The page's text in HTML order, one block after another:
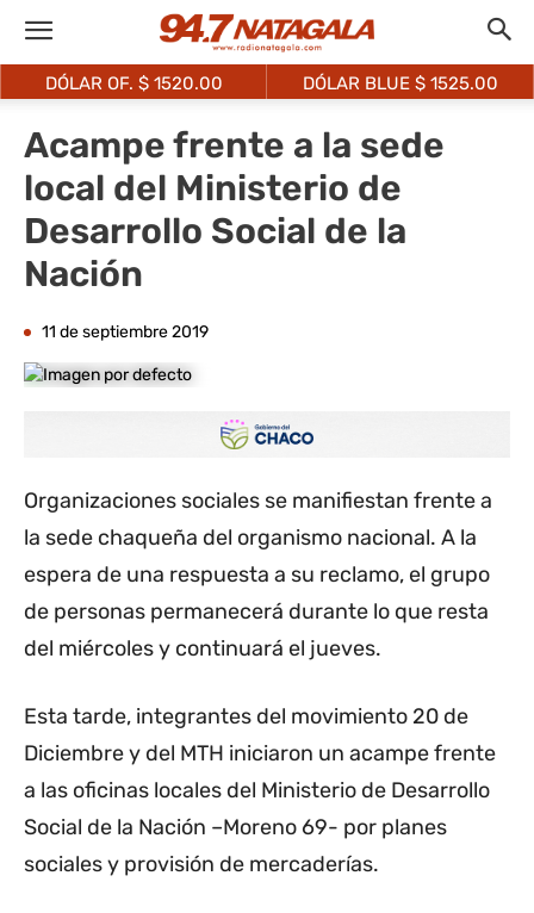
DÓLAR OF. $ 1520.00 DÓLAR BLUE $ 1525.00
Acampe frente a la sede
local del Ministerio de
Desarrollo Social de la
Nación
11 de septiembre 2019
Organizaciones sociales se manifiestan frente a
la sede chaqueña del organismo nacional. A la
espera de una respuesta a su reclamo, el grupo
de personas permanecerá durante lo que resta
del miércoles y continuará el jueves.
Esta tarde, integrantes del movimiento 20 de
Diciembre y del MTH iniciaron un acampe frente
a las oficinas locales del Ministerio de Desarrollo
Social de la Nación –Moreno 69- por planes
sociales y provisión de mercaderías.